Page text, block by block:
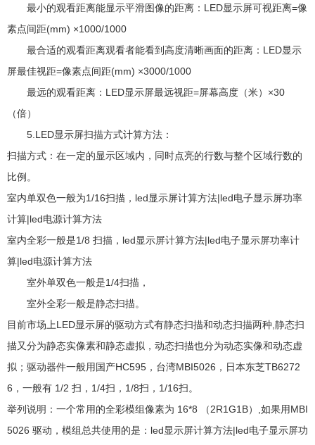
最小的观看距离能显示平滑图像的距离：LED显示屏可视距离=像
素点间距(mm) ×1000/1000
最合适的观看距离观看者能看到高度清晰画面的距离：LED显示
屏最佳视距=像素点间距(mm) ×3000/1000
最远的观看距离：LED显示屏最远视距=屏幕高度（米）×30
（倍）
5.LED显示屏扫描方式计算方法：
扫描方式：在一定的显示区域内，同时点亮的行数与整个区域行数的
比例。
室内单双色一般为1/16扫描，led显示屏计算方法|led电子显示屏功率
计算|led电源计算方法
室内全彩一般是1/8 扫描，led显示屏计算方法|led电子显示屏功率计
算|led电源计算方法
室外单双色一般是1/4扫描，
室外全彩一般是静态扫描。
目前市场上LED显示屏的驱动方式有静态扫描和动态扫描两种,静态扫
描又分为静态实像素和静态虚拟，动态扫描也分为动态实像和动态虚
拟；驱动器件一般用国产HC595，台湾MBI5026，日本东芝TB6272
6，一般有 1/2 扫，1/4扫，1/8扫，1/16扫。
举列说明：一个常用的全彩模组像素为 16*8 （2R1G1B）,如果用MBI
5026 驱动，模组总共使用的是：led显示屏计算方法|led电子显示屏功